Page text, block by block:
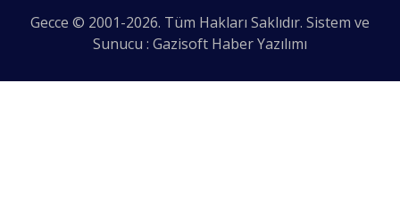
Gecce © 2001-2026. Tüm Hakları Saklıdır. Sistem ve
Sunucu : Gazisoft Haber Yazılımı